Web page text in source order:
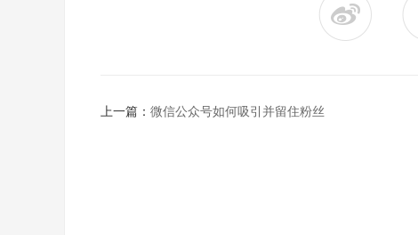
上一篇： 微信公众号如何吸引并留住粉丝